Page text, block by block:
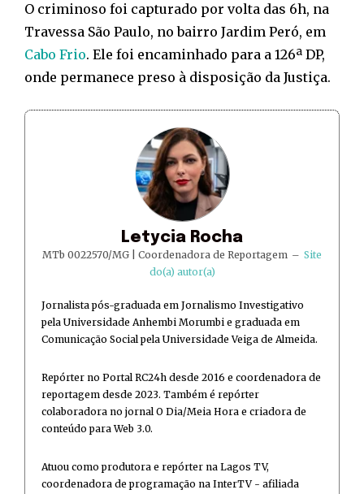
O criminoso foi capturado por volta das 6h, na
Travessa São Paulo, no bairro Jardim Peró, em
Cabo Frio. Ele foi encaminhado para a 126ª DP,
onde permanece preso à disposição da Justiça.
Letycia Rocha
MTb 0022570/MG | Coordenadora de Reportagem – Site
do(a) autor(a)
Jornalista pós-graduada em Jornalismo Investigativo
pela Universidade Anhembi Morumbi e graduada em
Comunicação Social pela Universidade Veiga de Almeida.
Repórter no Portal RC24h desde 2016 e coordenadora de
reportagem desde 2023. Também é repórter
colaboradora no jornal O Dia/Meia Hora e criadora de
conteúdo para Web 3.0.
Atuou como produtora e repórter na Lagos TV,
coordenadora de programação na InterTV - afiliada